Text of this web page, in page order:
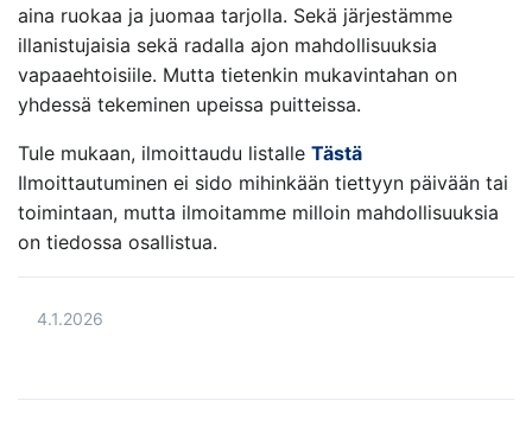
aina ruokaa ja juomaa tarjolla. Sekä järjestämme
illanistujaisia sekä radalla ajon mahdollisuuksia
vapaaehtoisiile. Mutta tietenkin mukavintahan on
yhdessä tekeminen upeissa puitteissa.
Tule mukaan, ilmoittaudu listalle Tästä
Ilmoittautuminen ei sido mihinkään tiettyyn päivään tai
toimintaan, mutta ilmoitamme milloin mahdollisuuksia
on tiedossa osallistua.
4.1.2026